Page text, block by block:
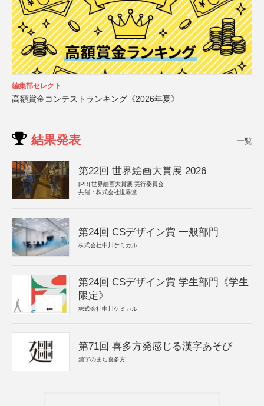
編集部セレクト
高額賞金コンテストランキング《2026年夏》
結果発表 一覧
第22回 世界絵画大賞展 2026
[PR] 世界絵画大賞展 実行委員会
共催：株式会社世界堂
第24回 CSデザイン賞 一般部門
株式会社中川ケミカル
第24回 CSデザイン賞 学生部門《学生
限定》
株式会社中川ケミカル
第71回 喜多方発感じる漢字あそび
漢字のまち喜多方